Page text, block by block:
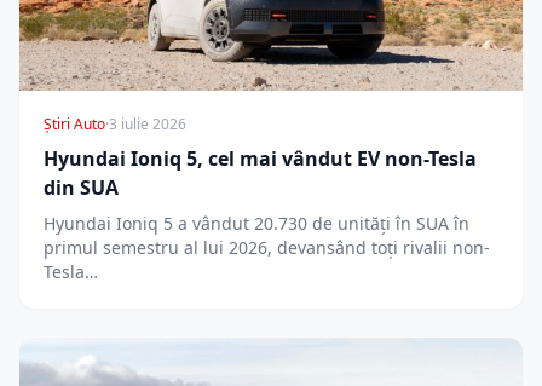
Știri Auto·3 iulie 2026
Hyundai Ioniq 5, cel mai vândut EV non-Tesla
din SUA
Hyundai Ioniq 5 a vândut 20.730 de unități în SUA în
primul semestru al lui 2026, devansând toți rivalii non-
Tesla…